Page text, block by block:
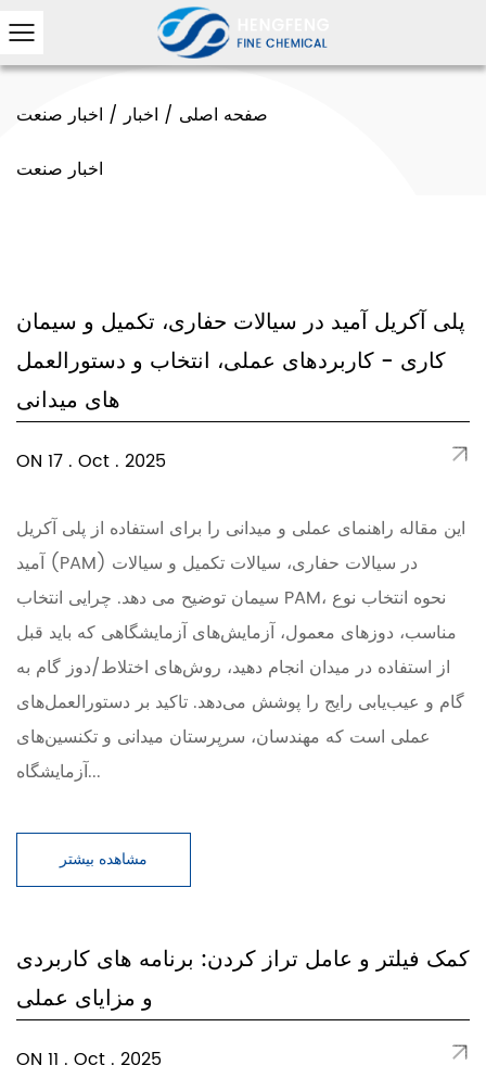
صفحه اصلی / اخبار / اخبار صنعت
اخبار صنعت
پلی آکریل آمید در سیالات حفاری، تکمیل و سیمان
کاری - کاربردهای عملی، انتخاب و دستورالعمل
های میدانی
ON 17 . Oct . 2025
این مقاله راهنمای عملی و میدانی را برای استفاده از پلی آکریل
آمید (PAM) در سیالات حفاری، سیالات تکمیل و سیالات
سیمان توضیح می دهد. چرایی انتخاب PAM، نحوه انتخاب نوع
مناسب، دوزهای معمول، آزمایش‌های آزمایشگاهی که باید قبل
از استفاده در میدان انجام دهید، روش‌های اختلاط/دوز گام به
گام و عیب‌یابی رایج را پوشش می‌دهد. تاکید بر دستورالعمل‌های
عملی است که مهندسان، سرپرستان میدانی و تکنسین‌های
آزمایشگاه...
مشاهده بیشتر
کمک فیلتر و عامل تراز کردن: برنامه های کاربردی
و مزایای عملی
ON 11 . Oct . 2025